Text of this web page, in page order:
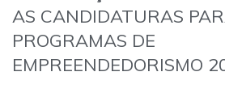
AS CANDIDATURAS
PROGRAMAS DE
EMPREENDEDORISMO